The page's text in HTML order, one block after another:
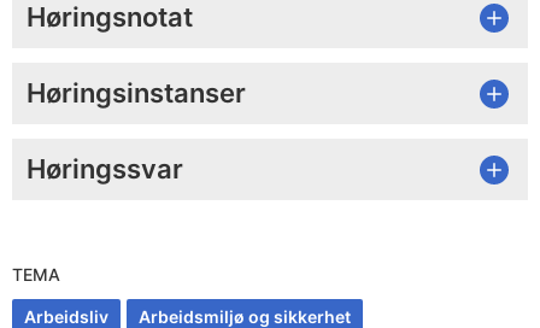
Høringsnotat
Høringsinstanser
Høringssvar
TEMA
Arbeidsliv Arbeidsmiljø og sikkerhet